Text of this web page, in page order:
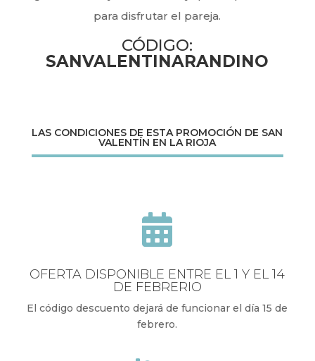
para disfrutar el pareja.
CÓDIGO:
SANVALENTINARANDINO
LAS CONDICIONES DE ESTA PROMOCIÓN DE SAN
VALENTÍN EN LA RIOJA

OFERTA DISPONIBLE ENTRE EL 1 Y EL 14
DE FEBRERIO
El código descuento dejará de funcionar el día 15 de
febrero.